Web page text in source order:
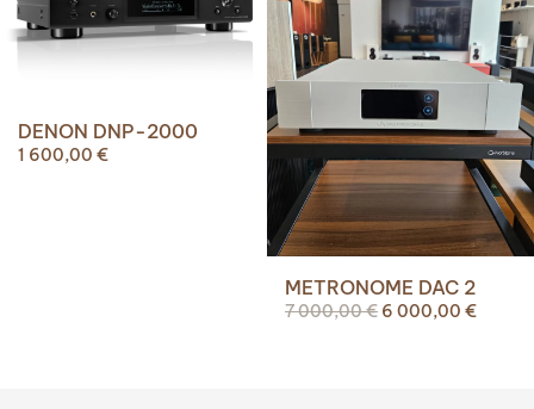
DENON DNP-2000
1 600,00 €
METRONOME DAC 2
7 000,00€ Le
6 000,00 €Le